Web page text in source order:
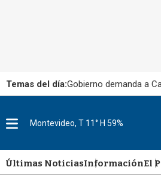
Temas del día:Gobierno demanda a
u
Montevideo, T 11° H 59%
Últimas NoticiasInformaciónEl